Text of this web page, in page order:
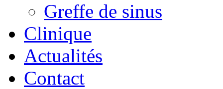
Greffe de sinus
Clinique
Actualités
Contact